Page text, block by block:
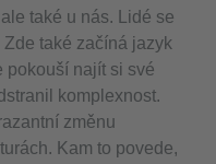
také u nás. Lidé se
také začíná jazyk
pokouší najít si své
komplexnost.
změnu
Kam to povede,